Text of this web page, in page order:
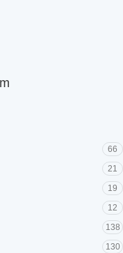
66
21
19
12
138
130